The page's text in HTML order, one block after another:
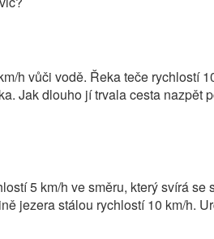
h vůči vodě. Řeka teče rychlostí
Jak dlouho jí trvala cesta nazpět
5 km/h ve směru, který svírá se
jezera stálou rychlostí 10 km/h.